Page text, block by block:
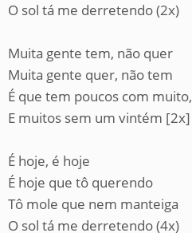
O sol tá me derretendo (2x)
Muita gente tem, não quer
Muita gente quer, não tem
É que tem poucos com muito,
E muitos sem um vintém [2x]
É hoje, é hoje
É hoje que tô querendo
Tô mole que nem manteiga
O sol tá me derretendo (4x)